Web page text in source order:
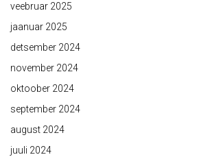
veebruar 2025
jaanuar 2025
detsember 2024
november 2024
oktoober 2024
september 2024
august 2024
juuli 2024